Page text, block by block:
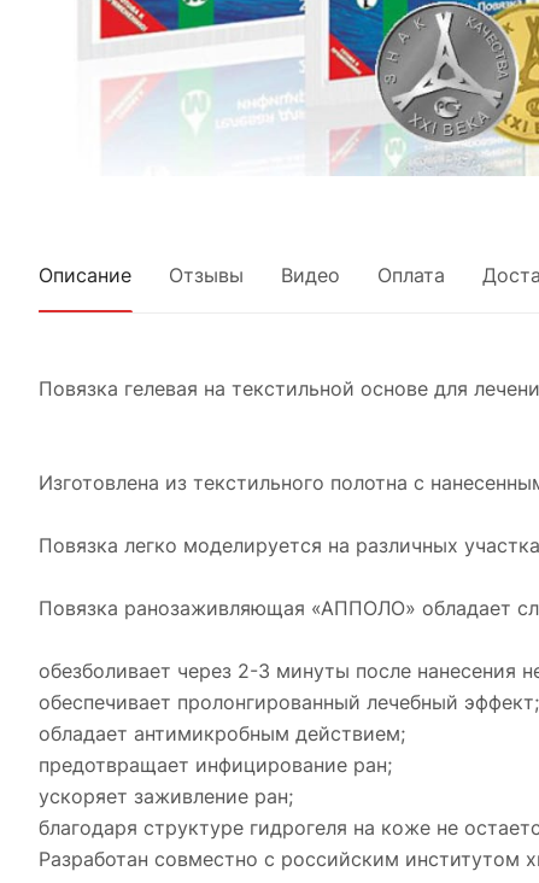
Описание Отзывы Видео Оплата
Повязка гелевая на текстильной основе для
Изготовлена из текстильного полотна с
Повязка легко моделируется на различных
Повязка ранозаживляющая «АППОЛО» обладает
обезболивает через 2-3 минуты после нанесения
обеспечивает пролонгированный лечебный эффект;
обладает антимикробным действием;
предотвращает инфицирование ран;
ускоряет заживление ран;
благодаря структуре гидрогеля на коже не
Разработан совместно с российским институтом